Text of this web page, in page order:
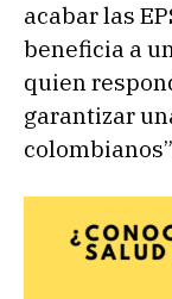
acabar las
beneficia a
quien
garantizar